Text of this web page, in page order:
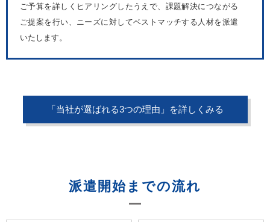
ご予算を詳しくヒアリングしたうえで、課題解決につながる
ご提案を行い、ニーズに対してベストマッチする人材を派遣
いたします。
「当社が選ばれる3つの理由」を詳しくみる
派遣開始までの流れ